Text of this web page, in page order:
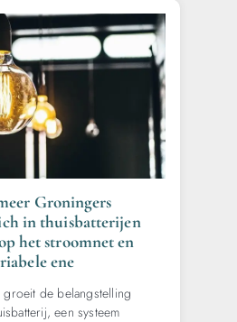
Groningers
in thuisbatterijen
het stroomnet en
ene
de belangstelling
een systeem